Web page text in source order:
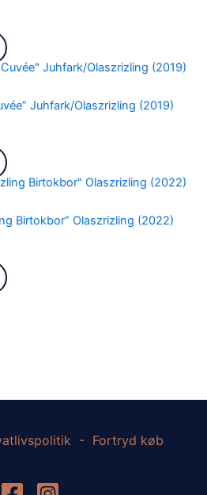
Juhfark/Olaszrizling (2019)
Birtokbor” Olaszrizling (2022)
- Fortryd køb